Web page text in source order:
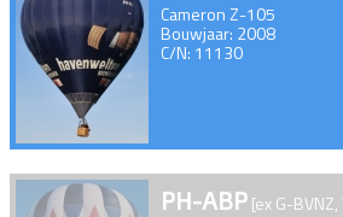
Cameron Z-105
Bouwjaar: 2008
C/N: 11130
PH-ABP[ex G-